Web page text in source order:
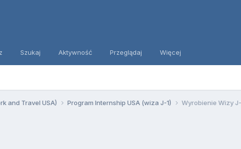
Szukaj Aktywność Przeglądaj Więcej
and Travel USA) Program Internship USA (wiza J-1) Wyrobienie Wizy J-